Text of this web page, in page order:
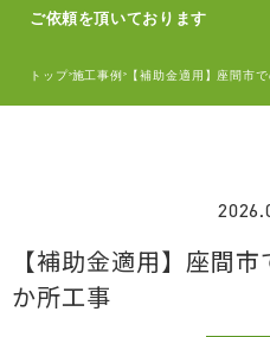
ご依頼を頂いております
トップ>施工事例> 【補助金適用】座間市
【補助金適用】座間
か所工事